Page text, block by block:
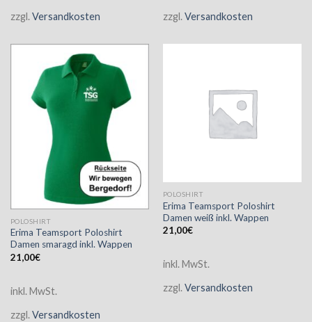
zzgl. Versandkosten zzgl. Versandkosten
POLOSHIRT
Erima Teamsport Poloshirt
Damen smaragd inkl. Wappen
21,00€
inkl. MwSt.
zzgl. Versandkosten
POLOSHIRT
Erima Teamsport Poloshirt
Damen weiß inkl. Wappen
21,00€
inkl. MwSt.
zzgl. Versandkosten